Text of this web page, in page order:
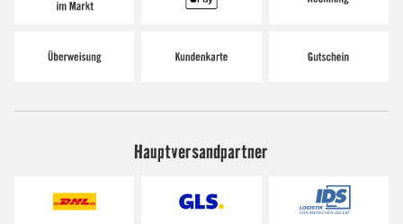
Hauptversandpartner